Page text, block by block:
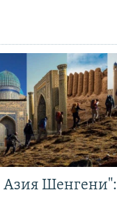
Азия Шенгени":